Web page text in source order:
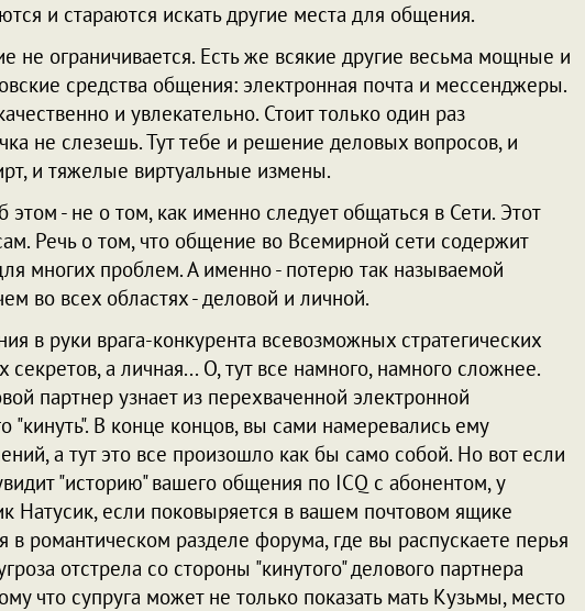
и стараются искать другие места для общения.
не ограничивается. Есть же всякие другие весьма мощные и
средства общения: электронная почта и мессенджеры.
и увлекательно. Стоит только один раз
не слезешь. Тут тебе и решение деловых вопросов, и
и тяжелые виртуальные измены.
этом - не о том, как именно следует общаться в Сети. Этот
Речь о том, что общение во Всемирной сети содержит
многих проблем. А именно - потерю так называемой
во всех областях - деловой и личной.
в руки врага-конкурента всевозможных стратегических
а личная... О, тут все намного, намного сложнее.
партнер узнает из перехваченной электронной
"кинуть". В конце концов, вы сами намеревались ему
а тут это все произошло как бы само собой. Но вот если
"историю" вашего общения по ICQ с абонентом, у
Натусик, если поковыряется в вашем почтовом ящике
в романтическом разделе форума, где вы распускаете перья
отстрела со стороны "кинутого" делового партнера
что супруга может не только показать мать Кузьмы, место